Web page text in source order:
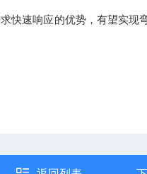
速响应的优势，有望实现